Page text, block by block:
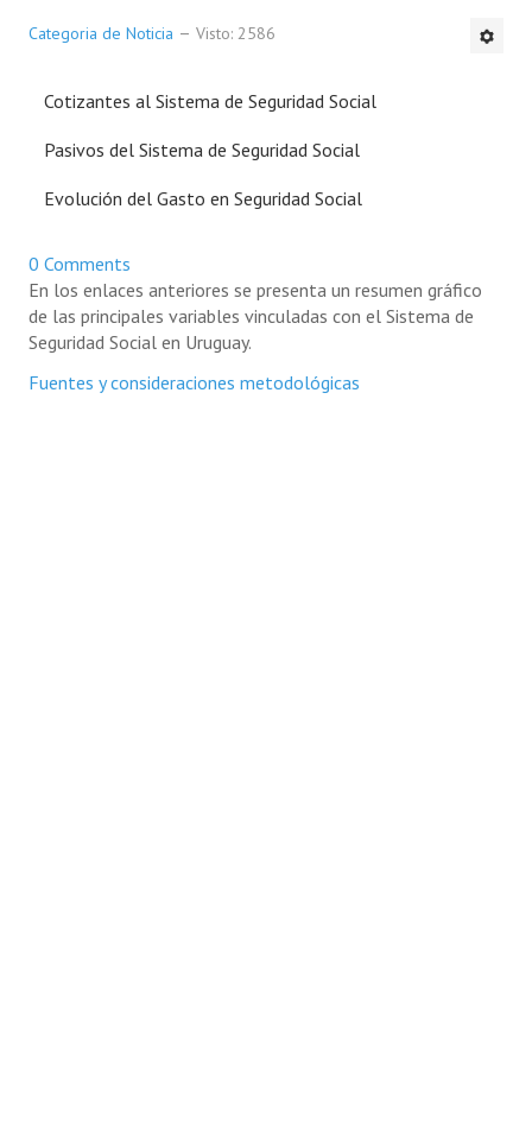
Categoria de Noticia Visto: 2586
Cotizantes al Sistema de Seguridad Social
Pasivos del Sistema de Seguridad Social
Evolución del Gasto en Seguridad Social
0 Comments
En los enlaces anteriores se presenta un resumen gráfico
de las principales variables vinculadas con el Sistema de
Seguridad Social en Uruguay.
Fuentes y consideraciones metodológicas